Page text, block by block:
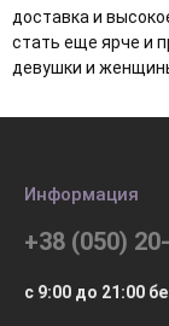
доставка и
стать еще ярче и
девушки и
Информация
+38 (050)
с 9:00 до 21:00